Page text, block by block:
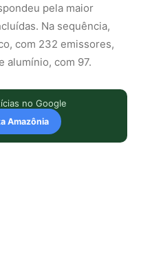
pela maior
Na sequência,
com 232 emissores,
alumínio, com 97.
no Google
Amazônia